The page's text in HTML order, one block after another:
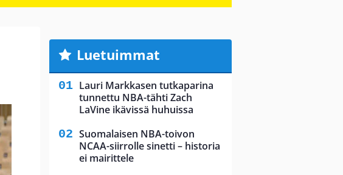
Luetuimmat
Lauri Markkasen tutkaparina
tunnettu NBA-tähti Zach
LaVine ikävissä huhuissa
Suomalaisen NBA-toivon
NCAA-siirrolle sinetti – historia
ei mairittele